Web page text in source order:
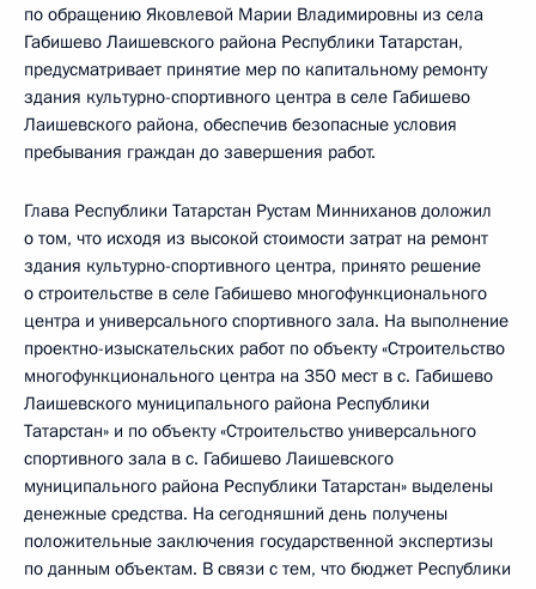
по обращению Яковлевой Марии Владимировны из села
Габишево Лаишевского района Республики Татарстан,
предусматривает принятие мер по капитальному ремонту
здания культурно-спортивного центра в селе Габишево
Лаишевского района, обеспечив безопасные условия
пребывания граждан до завершения работ.
Глава Республики Татарстан Рустам Минниханов доложил
о том, что исходя из высокой стоимости затрат на ремонт
здания культурно-спортивного центра, принято решение
о строительстве в селе Габишево многофункционального
центра и универсального спортивного зала. На выполнение
проектно-изыскательских работ по объекту «Строительство
многофункционального центра на 350 мест в с. Габишево
Лаишевского муниципального района Республики
Татарстан» и по объекту «Строительство универсального
спортивного зала в с. Габишево Лаишевского
муниципального района Республики Татарстан» выделены
денежные средства. На сегодняшний день получены
положительные заключения государственной экспертизы
по данным объектам. В связи с тем, что бюджет Республики